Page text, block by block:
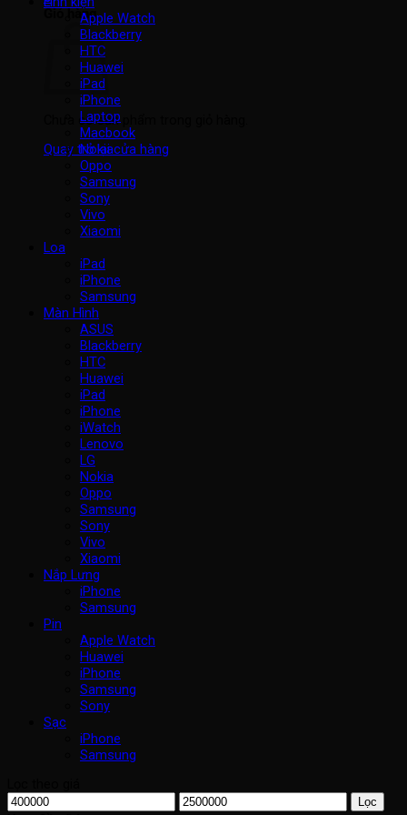
Giỏ hàng
Chưa có sản phẩm trong giỏ hàng.
Quay trở lại cửa hàng
Apple Watch
Blackberry
HTC
Huawei
iPad
iPhone
Laptop
Macbook
Nokia
Oppo
Samsung
Sony
Vivo
Xiaomi
Loa
iPad
iPhone
Samsung
Màn Hình
ASUS
Blackberry
HTC
Huawei
iPad
iPhone
iWatch
Lenovo
LG
Nokia
Oppo
Samsung
Sony
Vivo
Xiaomi
Nắp Lưng
iPhone
Samsung
Pin
Apple Watch
Huawei
iPhone
Samsung
Sony
Sạc
iPhone
Samsung
Giá
Giá
Lọc